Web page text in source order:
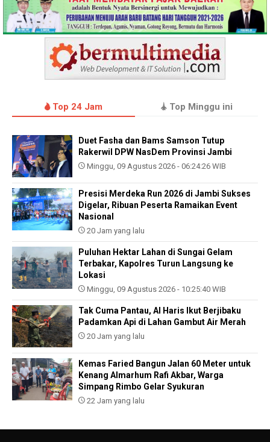
Top 24 Jam Top Minggu ini
Duet Fasha dan Bams Samson Tutup
Rakerwil DPW NasDem Provinsi Jambi
Minggu, 09 Agustus 2026 - 06:24:26 WIB
Presisi Merdeka Run 2026 di Jambi Sukses
Digelar, Ribuan Peserta Ramaikan Event
Nasional
20 Jam yang lalu
Puluhan Hektar Lahan di Sungai Gelam
Terbakar, Kapolres Turun Langsung ke
Lokasi
Minggu, 09 Agustus 2026 - 10:25:40 WIB
Tak Cuma Pantau, Al Haris Ikut Berjibaku
Padamkan Api di Lahan Gambut Air Merah
20 Jam yang lalu
Kemas Faried Bangun Jalan 60 Meter untuk
Kenang Almarhum Rafi Akbar, Warga
Simpang Rimbo Gelar Syukuran
22 Jam yang lalu